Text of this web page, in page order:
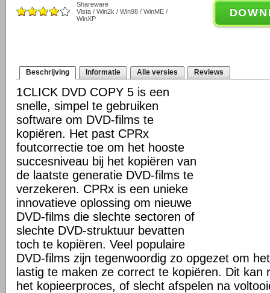
Shareware
Vista / Win2k / Win98 / WinME /
WinXP
Beschrijving Informatie Alle versies Reviews
1CLICK DVD COPY 5 is een
snelle, simpel te gebruiken
software om DVD-films te
kopiëren. Het past CPRx
foutcorrectie toe om het hooste
succesniveau bij het kopiëren van
de laatste generatie DVD-films te
verzekeren. CPRx is een unieke
innovatieve oplossing om nieuwe
DVD-films die slechte sectoren of
slechte DVD-struktuur bevatten
toch te kopiëren. Veel populaire
DVD-films zijn tegenwoordig zo opgezet om
lastig te maken ze correct te kopiëren. Dit kan
het kopieerproces, of slecht afspelen na